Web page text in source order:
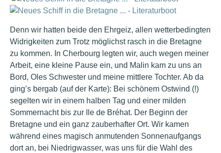
Denn wir hatten beide den Ehrgeiz, allen wetterbedingten
Widrigkeiten zum Trotz möglichst rasch in die Bretagne
zu kommen. In Cherbourg legten wir, auch wegen meiner
Arbeit, eine kleine Pause ein, und Malin kam zu uns an
Bord, Oles Schwester und meine mittlere Tochter. Ab da
ging’s bergab (auf der Karte): Bei schönem Ostwind (!)
segelten wir in einem halben Tag und einer milden
Sommernacht bis zur Ile de Bréhat. Der Beginn der
Bretagne und ein ganz zauberhafter Ort. Wir kamen
während eines magisch anmutenden Sonnenaufgangs
dort an, bei Niedrigwasser, was uns für die Wahl des